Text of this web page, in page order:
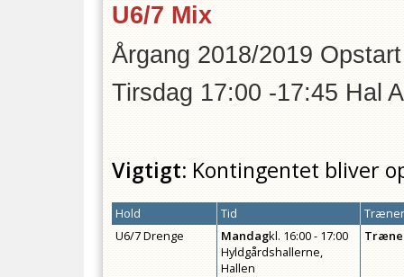
U6/7 Mix
Årgang 2018/2019
Tirsdag 17:00 -17:45
Vigtigt: Kontingentet bliver
Hold Tid
U6/7 Drenge
Mandagkl. 16:00 - 17:00
Hyldgårdshallerne,
Hallen